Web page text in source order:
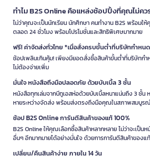
ทำไม B2S Online คือแหล่งช้อปปิ้งที่คุณไม่ค
ไม่ว่าคุณจะเป็นนักเรียน นักศึกษา คนทำงาน B2S พร้อม
ตลอด 24 ชั่วโมง พร้อมโปรโมชั่นและสิทธิพิเศษมากมาย
ฟรี! ค่าจัดส่งทั่วไทย *เมื่อสั่งครบขั้นต่ำที่บริษัทกำหนด
ช้อปเพลินเกินคุ้ม! เพียงมียอดสั่งซื้อสินค้าขั้นต่ำที่บริษัทก
ไม่ต้องจ่ายเพิ่ม
มั่นใจ หนังสือถึงมือปลอดภัย ด้วยบับเบิ้ล 3 ชั้น
หนังสือทุกเล่มจากบีทูเอสห่อด้วยบับเบิ้ลหนาแน่นถึง 3 ชั้น
หายระหว่างจัดส่ง พร้อมส่งตรงถึงมือคุณในสภาพสมบูร
ช้อป B2S Online การันตีสินค้าของแท้ 100%
B2S Online ให้คุณเลือกซื้อสินค้าหลากหลาย ไม่ว่าจะเป็น
อื่นๆ อีกมากมายได้อย่างมั่นใจ ด้วยการการันตีสินค้าของแ
เปลี่ยน/คืนสินค้าง่าย ภายใน 14 วัน